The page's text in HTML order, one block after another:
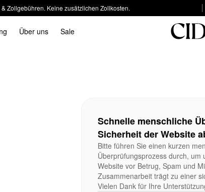
Zollgebühren. Keine zusätzlichen Zollkosten.
Über uns Sale
Schnelle menschliche
Sicherheit der Website
Bitte führen Sie einen kurzen
Überprüfungsprozess durch, um
Website vor Betrug, Spam und
Zusammenarbeit trägt zu einer
Vielen Dank für Ihre